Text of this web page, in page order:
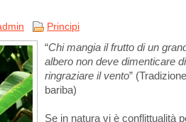
Principi
“Chi mangia il frutto di un
albero non deve dimenticare di
ringraziare il vento”
bariba)
Se in natura vi è conflittualità